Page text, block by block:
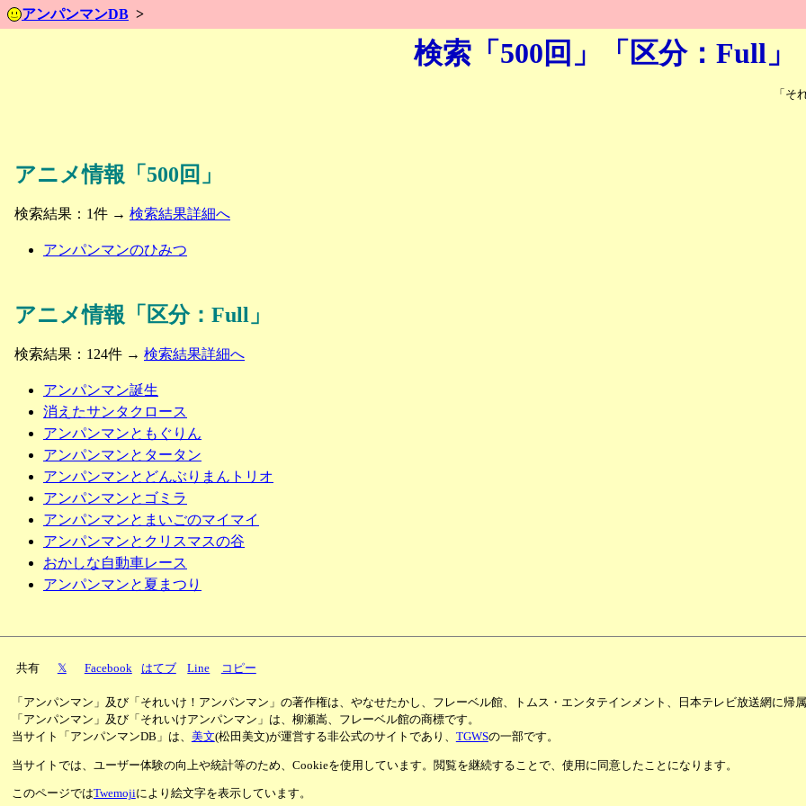
アンパンマンDB
検索「500回」「区分：Full」
「そ
アニメ情報「500回」
検索結果：1件 → 検索結果詳細へ
アンパンマンのひみつ
アニメ情報「区分：Full」
検索結果：124件 → 検索結果詳細へ
アンパンマン誕生
消えたサンタクロース
アンパンマンともぐりん
アンパンマンとタータン
アンパンマンとどんぶりまんトリオ
アンパンマンとゴミラ
アンパンマンとまいごのマイマイ
アンパンマンとクリスマスの谷
おかしな自動車レース
アンパンマンと夏まつり
共有 𝕏 Facebook はてブ Line コピー
「アンパンマン」及び「それいけ！アンパンマン」の著作権は、やなせたかし、フレーベル館、トムス・エンタテインメント、日本テレビ放送網に帰属
「アンパンマン」及び「それいけアンパンマン」は、柳瀬嵩、フレーベル館の商標です。
当サイト「アンパンマンDB」は、 美文(松田美文)が運営する非公式のサイトであり、 TGWSの一部です。
当サイトでは、ユーザー体験の向上や統計等のため、Cookieを使用しています。閲覧を継続することで、使用に同意したことになります。
このページではTwemojiにより絵文字を表示しています。